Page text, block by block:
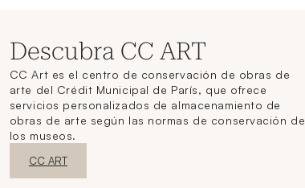
Descubra CC ART
CC Art es el centro de conservación de obras de
arte del Crédit Municipal de París, que ofrece
servicios personalizados de almacenamiento de
obras de arte según las normas de conservación de
los museos.
Nueva ventanaDescubrir
CC ART